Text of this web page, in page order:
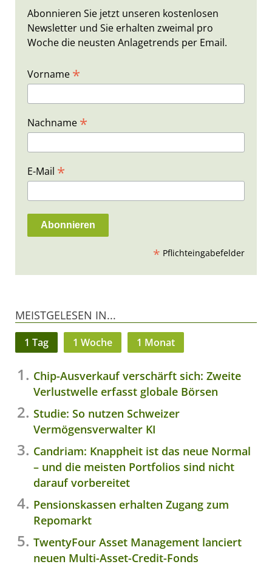
Abonnieren Sie jetzt unseren kostenlosen
Newsletter und Sie erhalten zweimal pro
Woche die neusten Anlagetrends per Email.
Vorname *
Nachname *
E-Mail *
* Pflichteingabefelder
MEISTGELESEN IN...
1 Tag 1 Woche 1 Monat
Chip-Ausverkauf verschärft sich: Zweite
Verlustwelle erfasst globale Börsen
Studie: So nutzen Schweizer
Vermögensverwalter KI
Candriam: Knappheit ist das neue Normal
– und die meisten Portfolios sind nicht
darauf vorbereitet
Pensionskassen erhalten Zugang zum
Repomarkt
TwentyFour Asset Management lanciert
neuen Multi-Asset-Credit-Fonds